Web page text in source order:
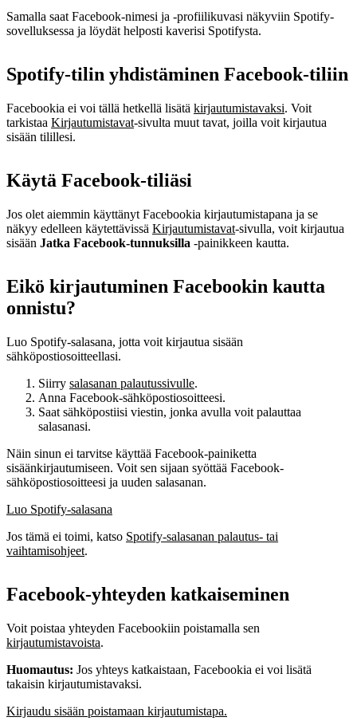
Samalla saat Facebook-nimesi ja -profiilikuvasi näkyviin Spotify-
sovelluksessa ja löydät helposti kaverisi Spotifysta.
Spotify-tilin yhdistäminen Facebook-tiliin
Facebookia ei voi tällä hetkellä lisätä kirjautumistavaksi. Voit
tarkistaa Kirjautumistavat-sivulta muut tavat, joilla voit kirjautua
sisään tilillesi.
Käytä Facebook-tiliäsi
Jos olet aiemmin käyttänyt Facebookia kirjautumistapana ja se
näkyy edelleen käytettävissä Kirjautumistavat-sivulla, voit kirjautua
sisään Jatka Facebook-tunnuksilla ‑painikkeen kautta.
Eikö kirjautuminen Facebookin kautta
onnistu?
Luo Spotify-salasana, jotta voit kirjautua sisään
sähköpostiosoitteellasi.
Siirry salasanan palautussivulle.
Anna Facebook-sähköpostiosoitteesi.
Saat sähköpostiisi viestin, jonka avulla voit palauttaa
salasanasi.
Näin sinun ei tarvitse käyttää Facebook-painiketta
sisäänkirjautumiseen. Voit sen sijaan syöttää Facebook-
sähköpostiosoitteesi ja uuden salasanan.
Luo Spotify-salasana
Jos tämä ei toimi, katso Spotify-salasanan palautus- tai
vaihtamisohjeet.
Facebook-yhteyden katkaiseminen
Voit poistaa yhteyden Facebookiin poistamalla sen
kirjautumistavoista.
Huomautus: Jos yhteys katkaistaan, Facebookia ei voi lisätä
takaisin kirjautumistavaksi.
Kirjaudu sisään poistamaan kirjautumistapa.